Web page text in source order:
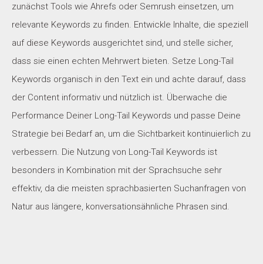
zunächst Tools wie Ahrefs oder Semrush einsetzen, um
relevante Keywords zu finden. Entwickle Inhalte, die speziell
auf diese Keywords ausgerichtet sind, und stelle sicher,
dass sie einen echten Mehrwert bieten. Setze Long-Tail
Keywords organisch in den Text ein und achte darauf, dass
der Content informativ und nützlich ist. Überwache die
Performance Deiner Long-Tail Keywords und passe Deine
Strategie bei Bedarf an, um die Sichtbarkeit kontinuierlich zu
verbessern. Die Nutzung von Long-Tail Keywords ist
besonders in Kombination mit der Sprachsuche sehr
effektiv, da die meisten sprachbasierten Suchanfragen von
Natur aus längere, konversationsähnliche Phrasen sind.